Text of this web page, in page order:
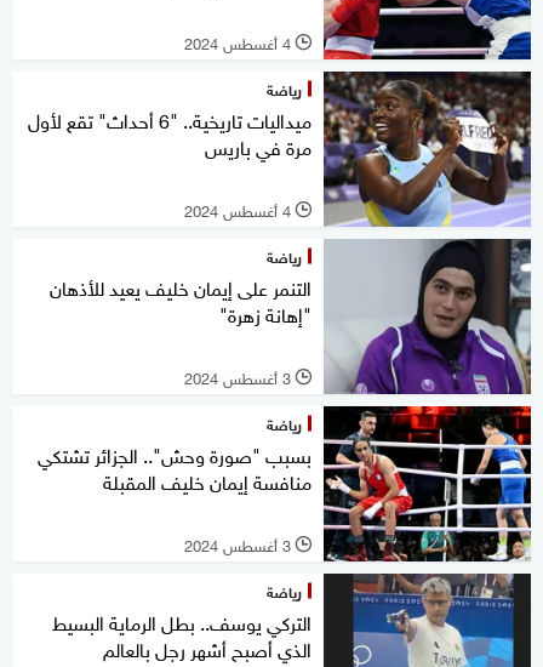
l 4 أغسطس 2024
رياضة
ميداليات تاريخية.. "6 أحداث" تقع لأول
مرة في باريس
l 4 أغسطس 2024
رياضة
التنمر على إيمان خليف يعيد للأذهان
"إهانة زهرة"
l 3 أغسطس 2024
رياضة
بسبب "صورة وحش".. الجزائر تشتكي
منافسة إيمان خليف المقبلة
l 3 أغسطس 2024
رياضة
التركي يوسف.. بطل الرماية البسيط
الذي أصبح أشهر رجل بالعالم